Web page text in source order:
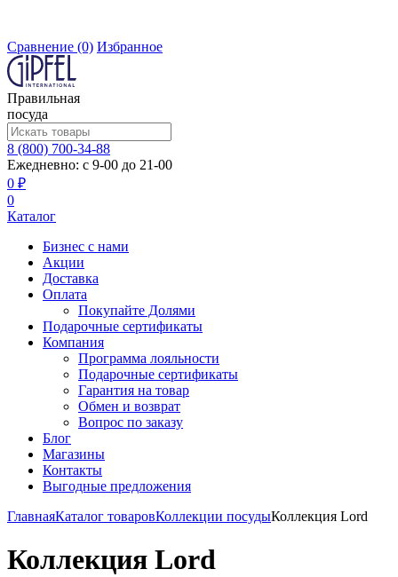
Сравнение (0) Избранное
Правильная
посуда
8 (800) 700-34-88
Ежедневно: с 9-00 до 21-00
0 ₽
0
Каталог
Бизнес с нами
Акции
Доставка
Оплата
Покупайте Долями
Подарочные сертификаты
Компания
Программа лояльности
Подарочные сертификаты
Гарантия на товар
Обмен и возврат
Вопрос по заказу
Блог
Магазины
Контакты
Выгодные предложения
ГлавнаяКаталог товаровКоллекции посудыКоллекция Lord
Коллекция Lord